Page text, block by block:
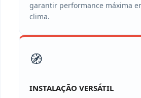
garantir performance máxima
clima.
🧭
INSTALAÇÃO VERSÁTIL